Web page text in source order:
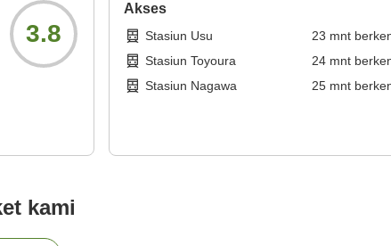
3.8
Akses
Stasiun Usu 23 mnt
Stasiun Toyoura
24mnt
Stasiun Nagawa
25mnt
kami